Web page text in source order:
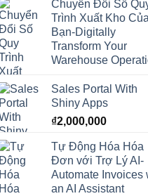
Chuyển Đổi Số
Trình Xuất Kho Của
Bạn-Digitally
Transform Your
Warehouse
Sales Portal With
Shiny Apps
₫2,000,000
Tự Động Hóa Hóa
Đơn với Trợ Lý AI-
Automate Invoices
an AI Assistant